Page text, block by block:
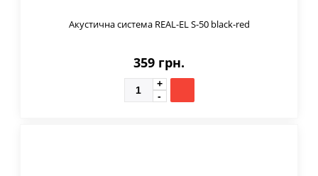
Акустична система REAL-EL S-50 black-red
359 грн.